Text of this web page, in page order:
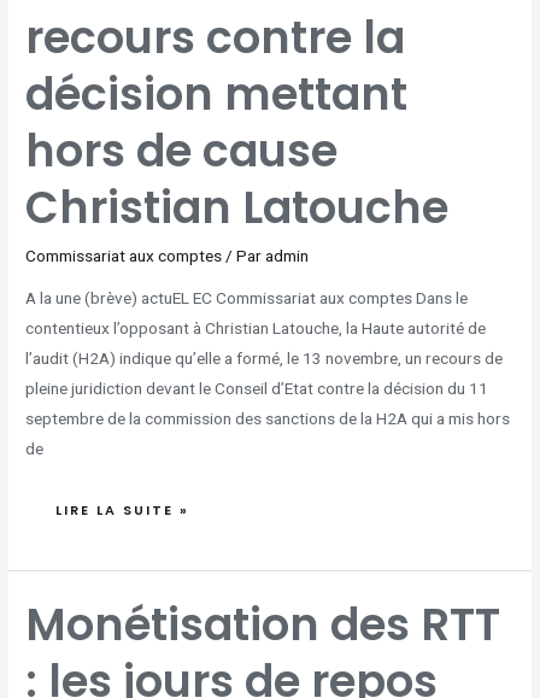
recours contre la
décision mettant
hors de cause
Christian Latouche
Commissariat aux comptes / Paradmin
A la une (brève) actuEL EC Commissariat aux comptes Dans le
contentieux l’opposant à Christian Latouche, la Haute autorité de
l’audit (H2A) indique qu’elle a formé, le 13 novembre, un recours de
pleine juridiction devant le Conseil d’Etat contre la décision du 11
septembre de la commission des sanctions de la H2A qui a mis hors
de
LA
DÉCISION
METTANT
DE
CAUSE
CHRISTIAN
LATOUCHE
LIRE LA SUITE »
Monétisation des RTT
: les jours de repos
MONÉTISATION
DES
RTT
:
JOURS
DE
REPOS